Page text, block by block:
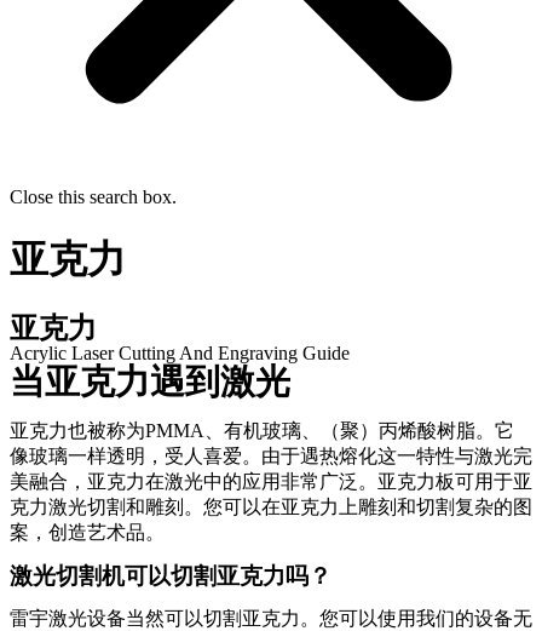
Close this search box.
亚克力
亚克力
Acrylic Laser Cutting And Engraving Guide
当亚克力遇到激光
亚克力也被称为PMMA、有机玻璃、（聚）丙烯酸树脂。它
像玻璃一样透明，受人喜爱。由于遇热熔化这一特性与激光完
美融合，亚克力在激光中的应用非常广泛。亚克力板可用于亚
克力激光切割和雕刻。您可以在亚克力上雕刻和切割复杂的图
案，创造艺术品。
激光切割机可以切割亚克力吗？
雷宇激光设备当然可以切割亚克力。您可以使用我们的设备无